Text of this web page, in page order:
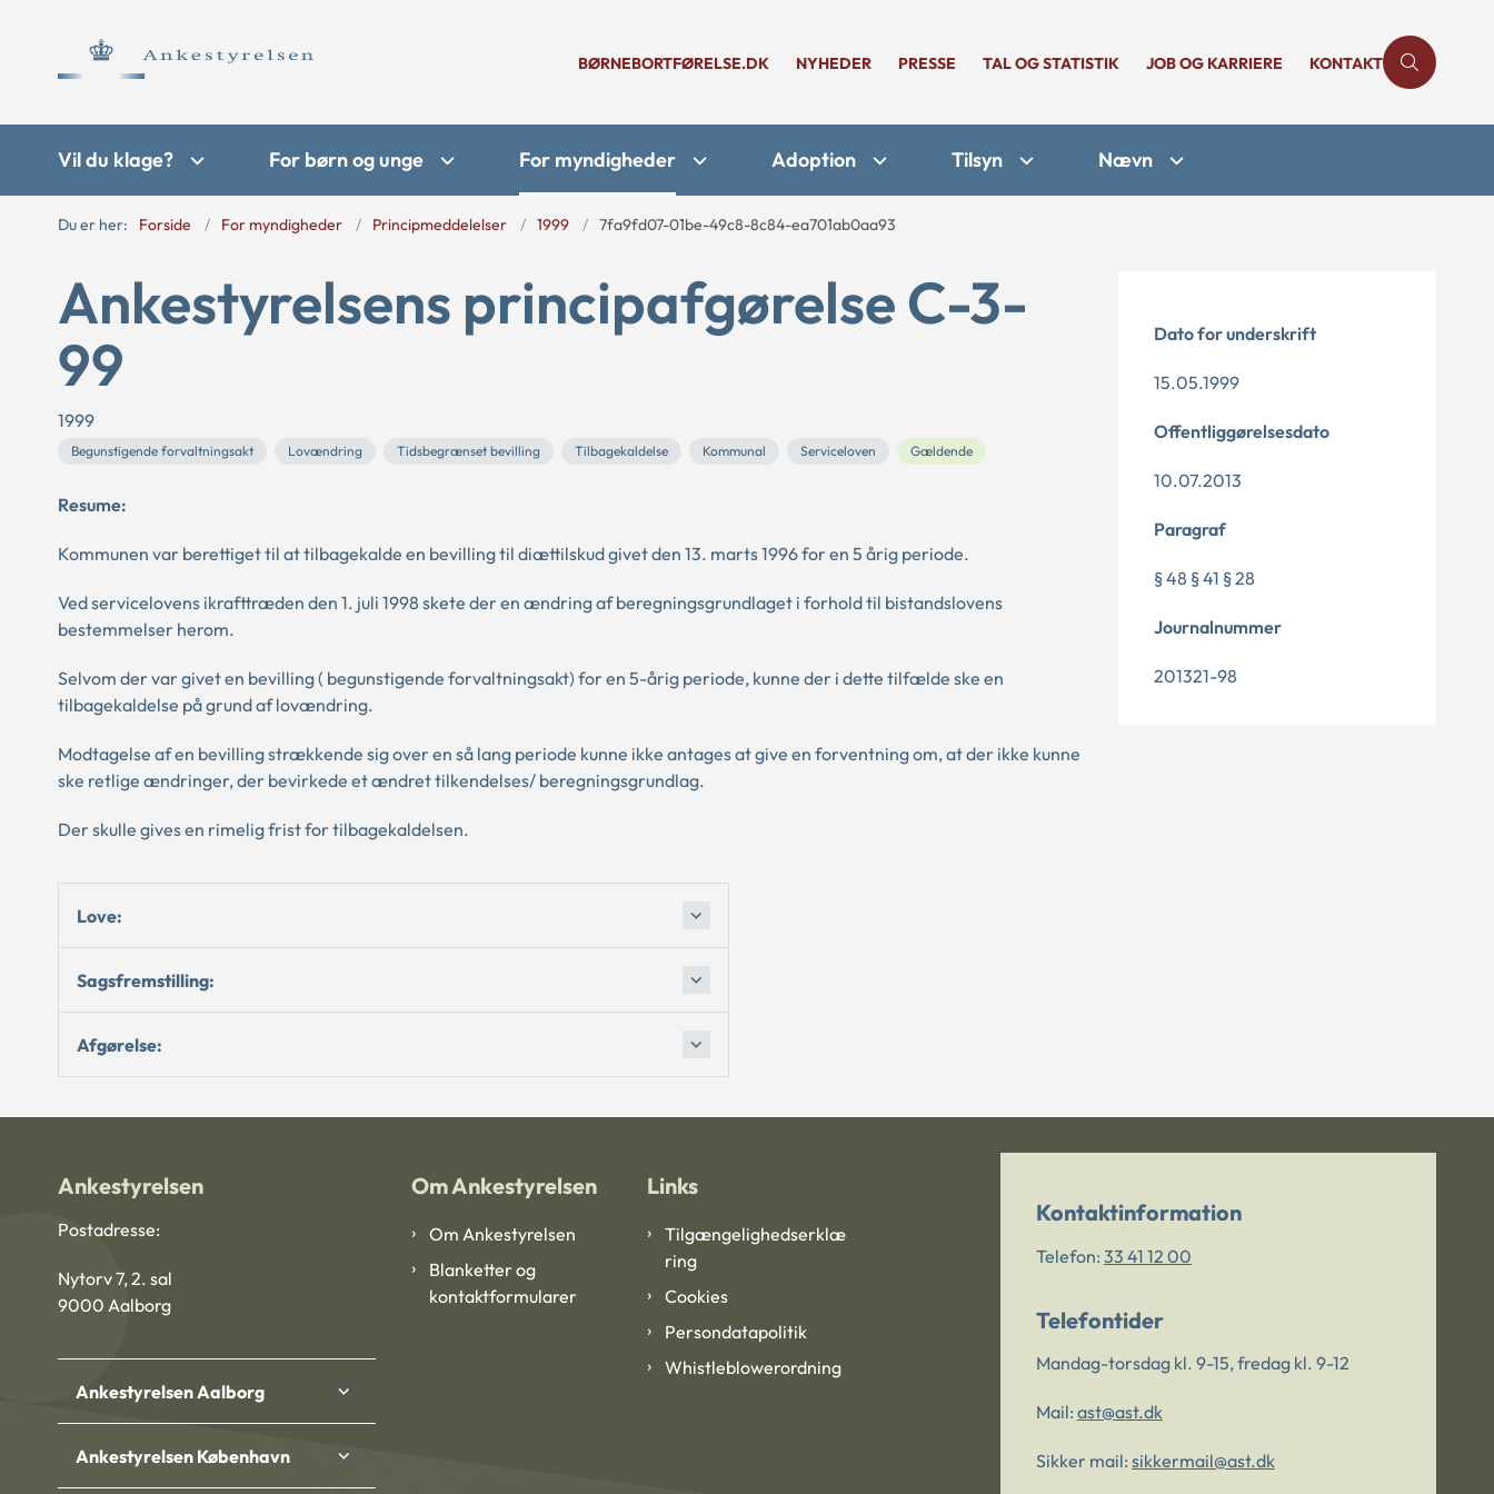
BØRNEBORTFØRELSE.DK NYHEDER PRESSE TAL OG STATISTIK JOB OG KARRIERE KONTAKT
Vil du klage? For børn og unge For myndigheder Adoption Tilsyn Nævn
Du er her: Forside For myndigheder Principmeddelelser 1999 7fa9fd07-01be-49c8-8c84-ea701ab0aa93
Ankestyrelsens principafgørelse C-3-
99
1999
Begunstigende forvaltningsakt Lovændring Tidsbegrænset bevilling Tilbagekaldelse Kommunal Serviceloven Gældende
Resume:
Kommunen var berettiget til at tilbagekalde en bevilling til diættilskud givet den 13. marts 1996 for en 5 årig periode.
Ved servicelovens ikrafttræden den 1. juli 1998 skete der en ændring af beregningsgrundlaget i forhold til bistandslovens
bestemmelser herom.
Selvom der var givet en bevilling ( begunstigende forvaltningsakt) for en 5-årig periode, kunne der i dette tilfælde ske en
tilbagekaldelse på grund af lovændring.
Modtagelse af en bevilling strækkende sig over en så lang periode kunne ikke antages at give en forventning om, at der ikke kunne
ske retlige ændringer, der bevirkede et ændret tilkendelses/ beregningsgrundlag.
Der skulle gives en rimelig frist for tilbagekaldelsen.
Love:
Sagsfremstilling:
Afgørelse:
Dato for underskrift
15.05.1999
Offentliggørelsesdato
10.07.2013
Paragraf
§ 48 § 41 § 28
Journalnummer
201321-98
Ankestyrelsen
Postadresse:
Nytorv 7, 2. sal
9000 Aalborg
Ankestyrelsen Aalborg
Ankestyrelsen København
Om Ankestyrelsen
Om Ankestyrelsen
Blanketter og
kontaktformularer
Links
Tilgængelighedserklæ
ring
Cookies
Persondatapolitik
Whistleblowerordning
Kontaktinformation
Telefon: 33 41 12 00
Telefontider
Mandag-torsdag kl. 9-15, fredag kl. 9-12
Mail: ast@ast.dk
Sikker mail: sikkermail@ast.dk